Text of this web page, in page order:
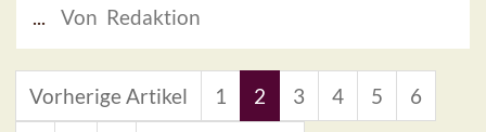
...
Von Redaktion
Vorherige Artikel 1 2 3 4 5 6